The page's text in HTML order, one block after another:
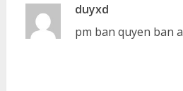
duyxd
pm ban quyen ban a